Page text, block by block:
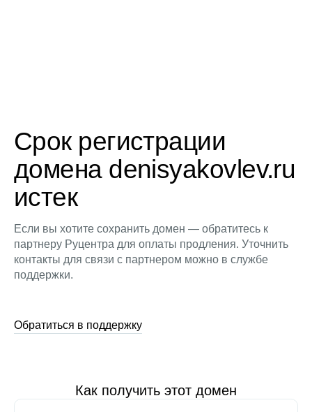
Срок регистрации
домена denisyakovlev.ru
истек
Если вы хотите сохранить домен — обратитесь к
партнеру Руцентра для оплаты продления. Уточнить
контакты для связи с партнером можно в службе
поддержки.
Обратиться в поддержку
Как получить этот домен